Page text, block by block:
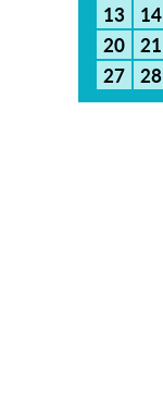
13
14
20 21
27 28